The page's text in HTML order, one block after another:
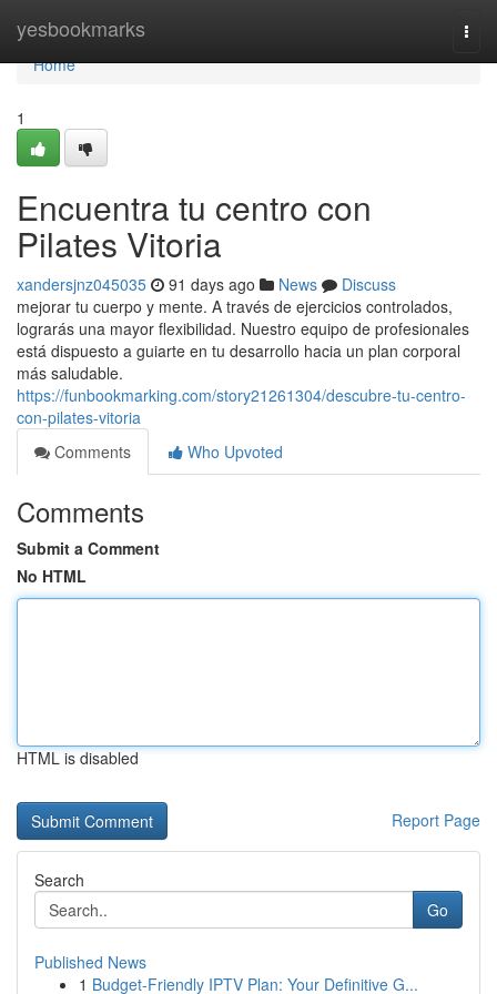
yesbookmarks
Home
Home
1
Encuentra tu centro con
Pilates Vitoria
xandersjnz045035 91 days ago News
Discuss
mejorar tu cuerpo y mente. A través de ejercicios controlados,
lograrás una mayor flexibilidad. Nuestro equipo de profesionales
está dispuesto a guiarte en tu desarrollo hacia un plan corporal
más saludable.
https://funbookmarking.com/story21261304/descubre-tu-centro-
con-pilates-vitoria
Comments
Who Upvoted
Comments
Submit a Comment
No HTML
HTML is disabled
Report Page
Search
Go
Published News
1 Budget-Friendly IPTV Plan: Your Definitive G...